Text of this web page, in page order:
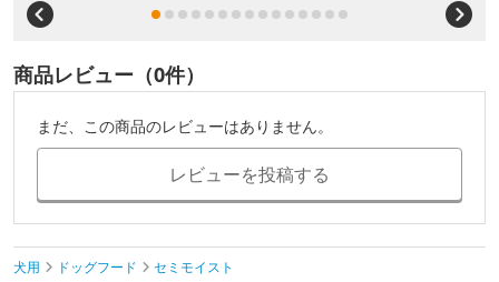
商品レビュー（0件）
まだ、この商品のレビューはありません。
レビューを投稿する
犬用 ドッグフード
セミモイスト